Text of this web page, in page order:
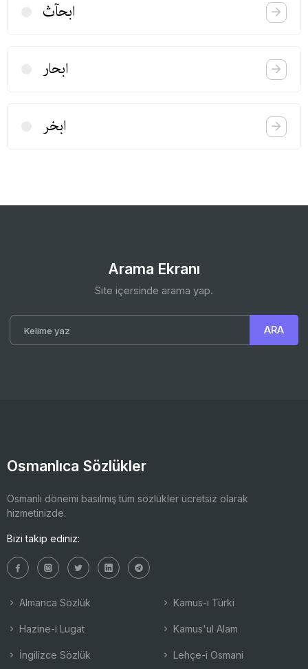
ابحآث
ابحار
ابخر
Arama Ekranı
Site içersinde arama yap.
Osmanlıca Sözlükler
Osmanlı dönemi basılmış tüm sözlükler ücretsiz olarak
hizmetinizde.
Bizi takip ediniz:
Almanca Sözlük
Hazine-i Lugat
İngilizce Sözlük
Kamus-ı Türki
Kamus'ul Alam
Lehçe-i Osmani